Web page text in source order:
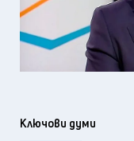
Ключови думи